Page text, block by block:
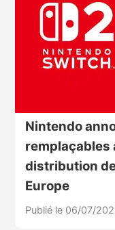
Nintendo
remplaçables
distribution
Europe
Publié le 06/07/